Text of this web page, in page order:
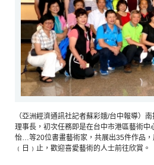
（亞洲經濟通訊社記者蘇彩娥/台中報導）
理事長，初次任務即是在台中市港區藝術
怡…等20位書畫藝術家，共展出35件作品
﹙日﹚止，歡迎喜愛藝術的人士前往欣賞。